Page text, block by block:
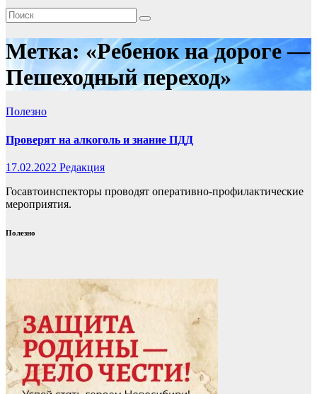
Метка:«Ребенок на дороге —
Пешеходный переход»
Полезно
Проверят на алкоголь и знание ПДД
17.02.2022 Редакция
Госавтоинспекторы проводят оперативно-профилактические
мероприятия.
Полезно